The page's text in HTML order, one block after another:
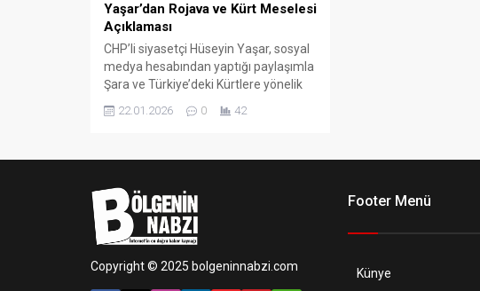
Yaşar’dan Rojava ve Kürt Meselesi
Açıklaması
CHP’li siyasetçi Hüseyin Yaşar, sosyal
medya hesabından yaptığı paylaşımla
Şara ve Türkiye’deki Kürtlere yönelik
tutumlara ilişkin değerlendirmelerde
bulundu.
22.01.2026 0 42
Copyright © 2025 bolgeninnabzi.com
Footer Menü
Künye